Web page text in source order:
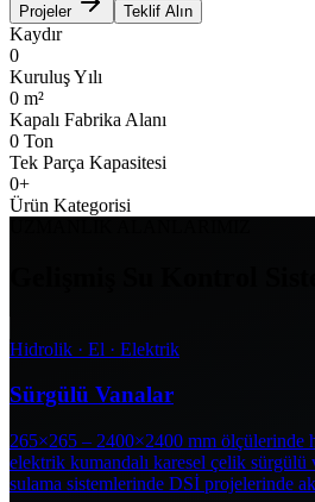
Projeler Teklif Alın
Kaydır
0
Kuruluş Yılı
0 m²
Kapalı Fabrika Alanı
0 Ton
Tek Parça Kapasitesi
0+
Ürün Kategorisi
Hidrolik · El · Elektrik
Sürgülü Vanalar
265×265 – 2400×2400 mm
elektrik kumandalı karesel çelik sürgülü
sulama sistemlerinde DSİ projelerinde